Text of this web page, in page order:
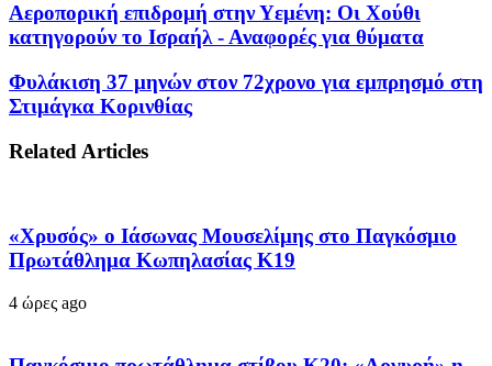
Αεροπορική επιδρομή στην Υεμένη: Οι Χούθι
κατηγορούν το Ισραήλ - Αναφορές για θύματα
Φυλάκιση 37 μηνών στον 72χρονο για εμπρησμό στη
Στιμάγκα Κορινθίας
Related Articles
«Χρυσός» ο Ιάσωνας Μουσελίμης στο Παγκόσμιο
Πρωτάθλημα Κωπηλασίας Κ19
4 ώρες ago